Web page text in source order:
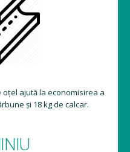
ajută la economisirea a
și 18 kg de calcar.